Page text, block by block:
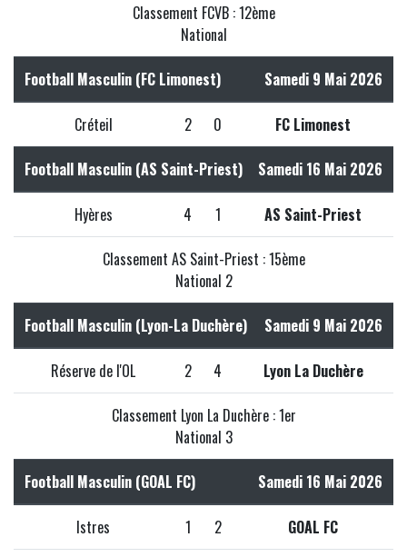
Classement FCVB : 12ème
National
Football Masculin (FC Limonest) Samedi 9 Mai 2026
Créteil 2 0 FC Limonest
Football Masculin (AS Saint-Priest) Samedi 16 Mai 2026
Hyères 4 1 AS Saint-Priest
Classement AS Saint-Priest : 15ème
National 2
Football Masculin (Lyon-La Duchère) Samedi 9 Mai 2026
Réserve de l'OL 2 4 Lyon La Duchère
Classement Lyon La Duchère : 1er
National 3
Football Masculin (GOAL FC) Samedi 16 Mai 2026
Istres 1 2 GOAL FC